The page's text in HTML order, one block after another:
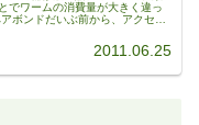
でワームの消費量が大きく違っ
ボンドだいぶ前から、アクセル
2011.06.25